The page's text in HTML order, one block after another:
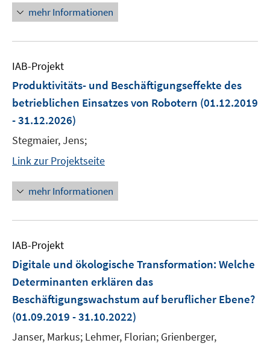
mehr Informationen
IAB-Projekt
Produktivitäts- und Beschäftigungseffekte des
betrieblichen Einsatzes von Robotern (01.12.2019
- 31.12.2026)
Stegmaier, Jens;
Link zur Projektseite
mehr Informationen
IAB-Projekt
Digitale und ökologische Transformation: Welche
Determinanten erklären das
Beschäftigungswachstum auf beruflicher Ebene?
(01.09.2019 - 31.10.2022)
Janser, Markus; Lehmer, Florian; Grienberger,